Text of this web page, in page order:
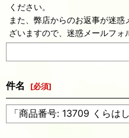
ください。
また、弊店からのお返事が迷
ざいますので、迷惑メールフォ
件名 [必須]